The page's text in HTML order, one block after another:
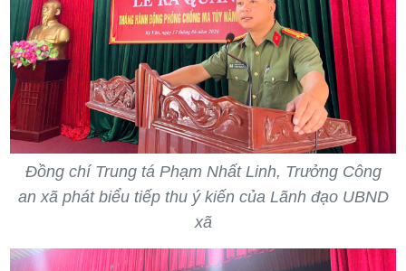
Đồng chí Trung tá Phạm Nhất Linh, Trưởng Công
an xã phát biểu tiếp thu ý kiến của Lãnh đạo UBND
xã